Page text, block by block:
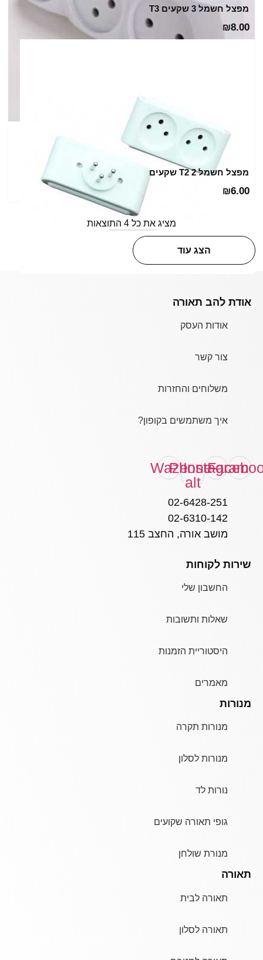
מפצל חשמל 3 שקעים T3
₪8.00
מפצל חשמל T2 2 שקעים
₪6.00
מציג את כל 4 התוצאות
הצג עוד
אודת להב תאורה
אודות העסק
צור קשר
משלוחים והחזרות
איך משתמשים בקופון?
Instagram
Phone-
alt
Waze
02-6428-251
02-6310-142
מושב אורה, החצב 115
שירות לקוחות
החשבון שלי
שאלות ותשובות
היסטוריית הזמנות
מאמרים
מנורות
מנורות תקרה
מנורות לסלון
נורות לד
גופי תאורה שקועים
מנורת שולחן
תאורה
תאורה לבית
תאורה לסלון